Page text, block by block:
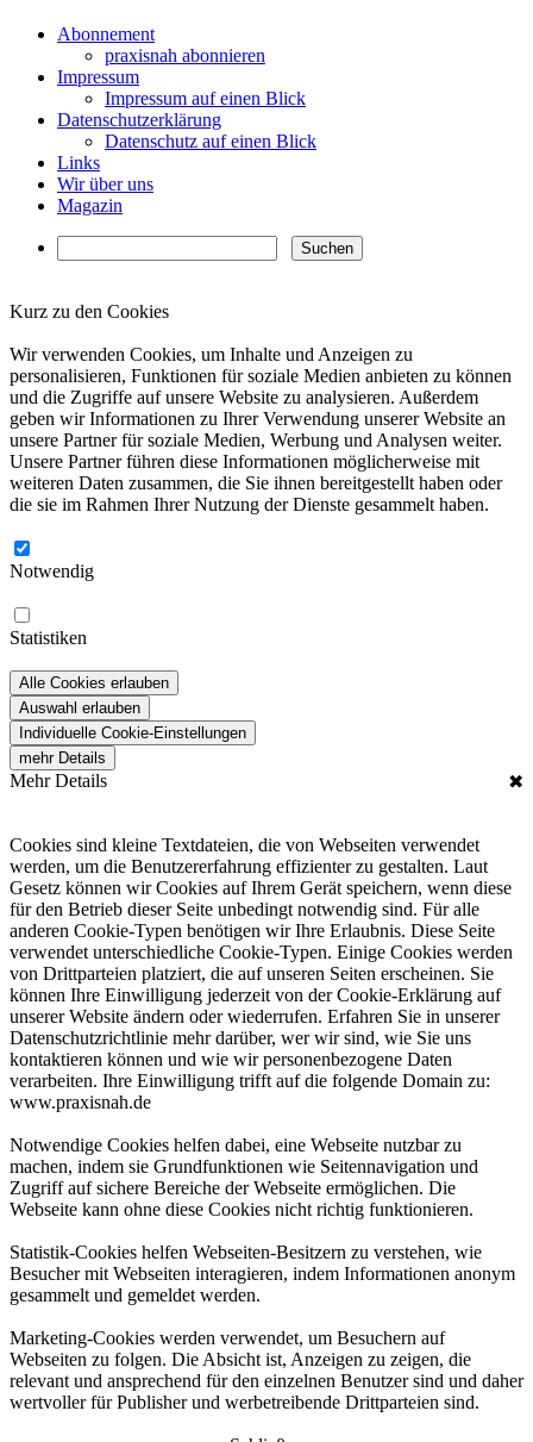
Abonnement
praxisnah abonnieren
Impressum
Impressum auf einen Blick
Datenschutzerklärung
Datenschutz auf einen Blick
Links
Wir über uns
Magazin
Kurz zu den Cookies
Wir verwenden Cookies, um Inhalte und Anzeigen zu
personalisieren, Funktionen für soziale Medien anbieten zu können
und die Zugriffe auf unsere Website zu analysieren. Außerdem
geben wir Informationen zu Ihrer Verwendung unserer Website an
unsere Partner für soziale Medien, Werbung und Analysen weiter.
Unsere Partner führen diese Informationen möglicherweise mit
weiteren Daten zusammen, die Sie ihnen bereitgestellt haben oder
die sie im Rahmen Ihrer Nutzung der Dienste gesammelt haben.
Notwendig
Statistiken
Alle Cookies erlauben
Auswahl erlauben
Individuelle Cookie-Einstellungen
mehr Details
Mehr Details ✖
Cookies sind kleine Textdateien, die von Webseiten verwendet
werden, um die Benutzererfahrung effizienter zu gestalten. Laut
Gesetz können wir Cookies auf Ihrem Gerät speichern, wenn diese
für den Betrieb dieser Seite unbedingt notwendig sind. Für alle
anderen Cookie-Typen benötigen wir Ihre Erlaubnis. Diese Seite
verwendet unterschiedliche Cookie-Typen. Einige Cookies werden
von Drittparteien platziert, die auf unseren Seiten erscheinen. Sie
können Ihre Einwilligung jederzeit von der Cookie-Erklärung auf
unserer Website ändern oder wiederrufen. Erfahren Sie in unserer
Datenschutzrichtlinie mehr darüber, wer wir sind, wie Sie uns
kontaktieren können und wie wir personenbezogene Daten
verarbeiten. Ihre Einwilligung trifft auf die folgende Domain zu:
www.praxisnah.de
Notwendige Cookies helfen dabei, eine Webseite nutzbar zu
machen, indem sie Grundfunktionen wie Seitennavigation und
Zugriff auf sichere Bereiche der Webseite ermöglichen. Die
Webseite kann ohne diese Cookies nicht richtig funktionieren.
Statistik-Cookies helfen Webseiten-Besitzern zu verstehen, wie
Besucher mit Webseiten interagieren, indem Informationen anonym
gesammelt und gemeldet werden.
Marketing-Cookies werden verwendet, um Besuchern auf
Webseiten zu folgen. Die Absicht ist, Anzeigen zu zeigen, die
relevant und ansprechend für den einzelnen Benutzer sind und daher
wertvoller für Publisher und werbetreibende Drittparteien sind.